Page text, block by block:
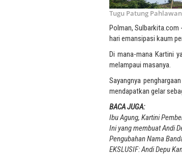
Tugu Patung
Polman,
hari emansipasi kaum
Di mana-mana Kartini
melampaui masanya.
Sayangnya
mendapatkan gelar
BACA JUGA:
Ibu Agung, Kartini
Ini yang membuat Andi
Pengubahan Nama
EKSLUSIF: Andi Depu